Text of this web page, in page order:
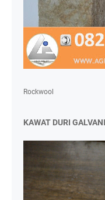
Rockwool
KAWAT DURI